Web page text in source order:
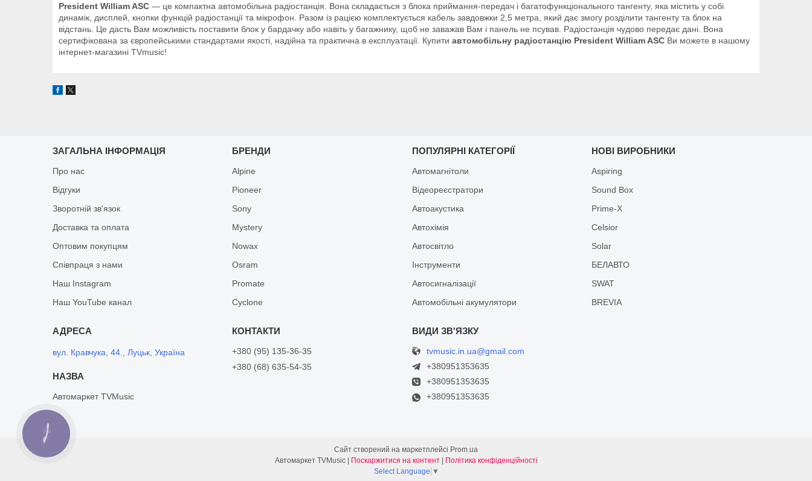
President William ASC — це компактна автомобільна радіостанція. Вона складається з блока приймання-передач і багатофункціонального тангенту, яка містить у собі
динамік, дисплей, кнопки функцій радіостанції та мікрофон. Разом із рацією комплектується кабель завдовжки 2,5 метра, який дає змогу розділити тангенту та блок на
відстань. Це дасть Вам можливість поставити блок у бардачку або навіть у багажнику, щоб не заважав Вам і панель не псував. Радіостанція чудово передає дані. Вона
сертифікована за європейськими стандартами якості, надійна та практична в експлуатації. Купити автомобільну радіостанцію President William ASC Ви можете в нашому
інтернет-магазині TVmusic!
ЗАГАЛЬНА ІНФОРМАЦІЯ
Про нас
Відгуки
Зворотній зв'язок
Доставка та оплата
Оптовим покупцям
Співпраця з нами
Наш Instagram
Наш YouTube канал
БРЕНДИ
Alpine
Pioneer
Sony
Mystery
Nowax
Osram
Promate
Cyclone
ПОПУЛЯРНІ КАТЕГОРІЇ
Автомагнітоли
Відеореєстратори
Автоакустика
Автохімія
Автосвітло
Інструменти
Автосигналізації
Автомобільні акумулятори
НОВІ ВИРОБНИКИ
Aspiring
Sound Box
Prime-X
Celsior
Solar
БЕЛАВТО
SWAT
BREVIA
вул. Кравчука, 44., Луцьк, Україна
Автомаркет TVMusic
+380 (95) 135-36-35
+380 (68) 635-54-35
tvmusic.in.ua@gmail.com
+380951353635
+380951353635
+380951353635
Сайт створений на маркетплейсі Prom.ua
Автомаркет TVMusic | Поскаржитися на контент | Політика конфіденційності
Select Language ▼
КНОПКА
ЗВ'ЯЗКУ